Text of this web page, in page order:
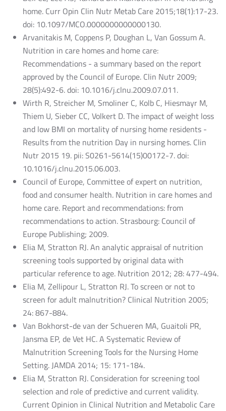
home. Curr Opin Clin Nutr Metab Care 2015;18(1):17-23.
doi: 10.1097/MCO.0000000000000130.
Arvanitakis M, Coppens P, Doughan L, Van Gossum A.
Nutrition in care homes and home care:
Recommendations - a summary based on the report
approved by the Council of Europe. Clin Nutr 2009;
28(5):492-6. doi: 10.1016/j.clnu.2009.07.011.
Wirth R, Streicher M, Smoliner C, Kolb C, Hiesmayr M,
Thiem U, Sieber CC, Volkert D. The impact of weight loss
and low BMI on mortality of nursing home residents -
Results from the nutrition Day in nursing homes. Clin
Nutr 2015 19. pii: S0261-5614(15)00172-7. doi:
10.1016/j.clnu.2015.06.003.
Council of Europe, Committee of expert on nutrition,
food and consumer health. Nutrition in care homes and
home care. Report and recommendations: from
recommendations to action. Strasbourg: Council of
Europe Publishing; 2009.
Elia M, Stratton RJ. An analytic appraisal of nutrition
screening tools supported by original data with
particular reference to age. Nutrition 2012; 28: 477-494.
Elia M, Zellipour L, Stratton RJ. To screen or not to
screen for adult malnutrition? Clinical Nutrition 2005;
24: 867-884.
Van Bokhorst-de van der Schueren MA, Guaitoli PR,
Jansma EP, de Vet HC. A Systematic Review of
Malnutrition Screening Tools for the Nursing Home
Setting. JAMDA 2014; 15: 171-184.
Elia M, Stratton RJ. Consideration for screening tool
selection and role of predictive and current validity.
Current Opinion in Clinical Nutrition and Metabolic Care